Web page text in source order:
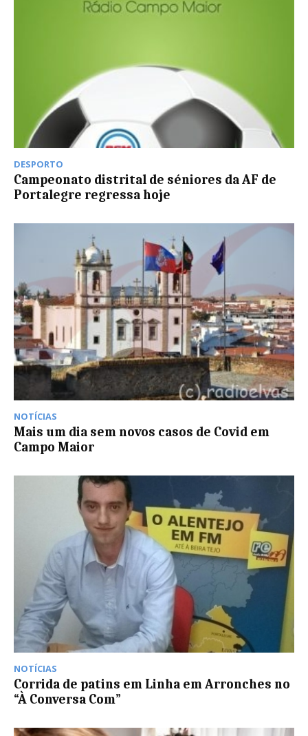
DESPORTO
Campeonato distrital de séniores da AF de
Portalegre regressa hoje
NOTÍCIAS
Mais um dia sem novos casos de Covid em
Campo Maior
NOTÍCIAS
Corrida de patins em Linha em Arronches no
“À Conversa Com”